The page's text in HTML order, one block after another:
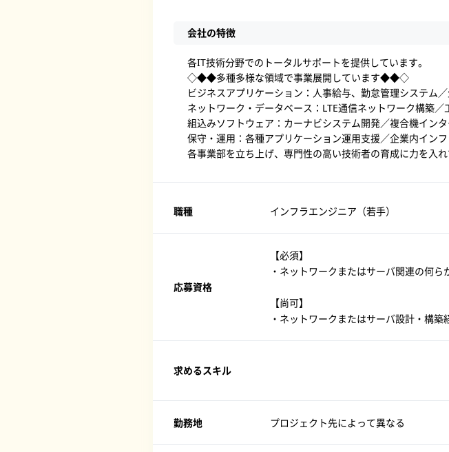
会社の特徴
各IT技術分野でのトータルサポートを提供しています。
◇◆◆多種多様な領域で事業展開しています◆◆◇
ビジネスアプリケーション：人事給与、勤怠管理システム
ネットワーク・データベース：LTE通信ネットワーク構築
組込みソフトウェア：カーナビシステム開発／複合機イン
保守・運用：各種アプリケーション運用支援／企業内イン
各事業部を立ち上げ、専門性の高い技術者の育成に力を入れ
職種 インフラエンジニア（若手）
応募資格
【必須】
・ネットワークまたはサーバ関連の何ら
【尚可】
・ネットワークまたはサーバ設計・構築
求めるスキル
勤務地 プロジェクト先によって異なる